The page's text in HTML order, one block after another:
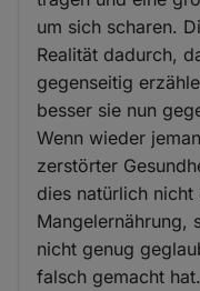
um sich scharen.
Realität dadurch,
gegenseitig
besser sie nun
Wenn wieder
zerstörter
dies natürlich
Mangelernährung,
nicht genug
falsch gemacht